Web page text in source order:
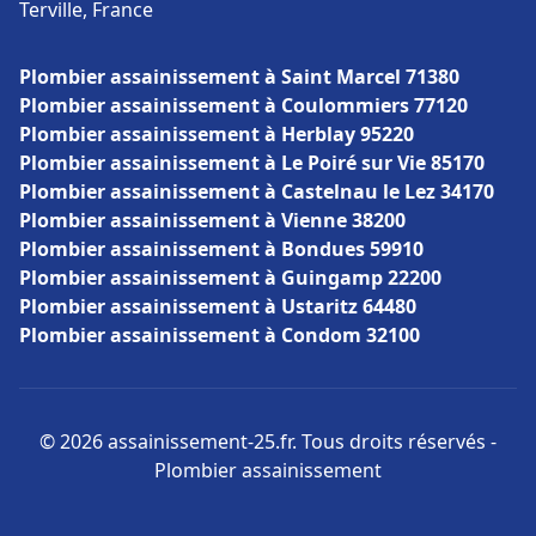
Terville, France
Plombier assainissement à Saint Marcel 71380
Plombier assainissement à Coulommiers 77120
Plombier assainissement à Herblay 95220
Plombier assainissement à Le Poiré sur Vie 85170
Plombier assainissement à Castelnau le Lez 34170
Plombier assainissement à Vienne 38200
Plombier assainissement à Bondues 59910
Plombier assainissement à Guingamp 22200
Plombier assainissement à Ustaritz 64480
Plombier assainissement à Condom 32100
© 2026 assainissement-25.fr. Tous droits réservés -
Plombier assainissement